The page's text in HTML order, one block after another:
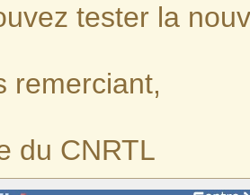
tester la
remerciant,
du CNRTL